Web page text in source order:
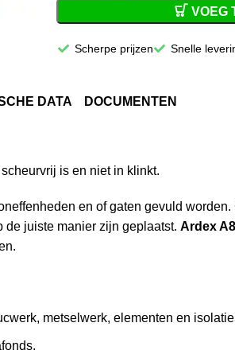
Vóór 12:00 besteld,
VOEG
Scherpe prijzen Snelle
DATA DOCUMENTEN
is en niet in klinkt.
en of gaten gevuld
juiste manier zijn geplaatst. Ardex
metselwerk, elementen en